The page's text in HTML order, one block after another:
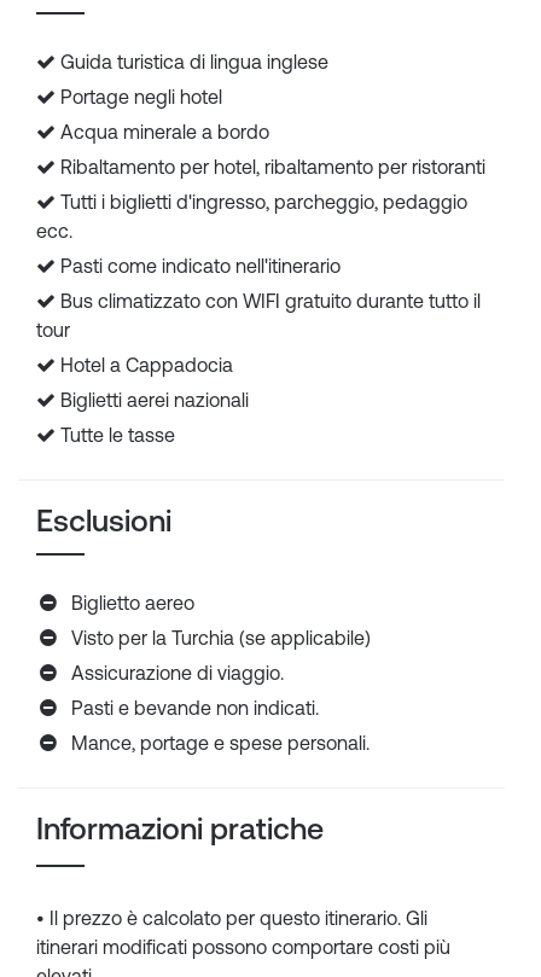
Guida turistica di lingua inglese
Portage negli hotel
Acqua minerale a bordo
Ribaltamento per hotel, ribaltamento per ristoranti
Tutti i biglietti d'ingresso, parcheggio, pedaggio
ecc.
Pasti come indicato nell'itinerario
Bus climatizzato con WIFI gratuito durante tutto il
tour
Hotel a Cappadocia
Biglietti aerei nazionali
Tutte le tasse
Esclusioni
Biglietto aereo
Visto per la Turchia (se applicabile)
Assicurazione di viaggio.
Pasti e bevande non indicati.
Mance, portage e spese personali.
Informazioni pratiche
• Il prezzo è calcolato per questo itinerario. Gli
itinerari modificati possono comportare costi più